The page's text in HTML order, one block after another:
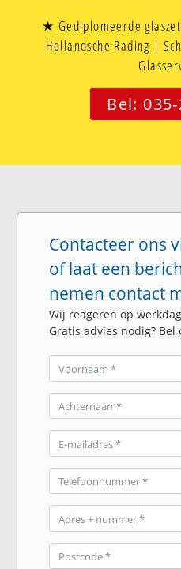
★ Gediplomeerde
Hollandsche Rading |
Bel:
Contacteer ons
of laat een
nemen contact
Wij reageren op
Gratis advies nodig? Bel